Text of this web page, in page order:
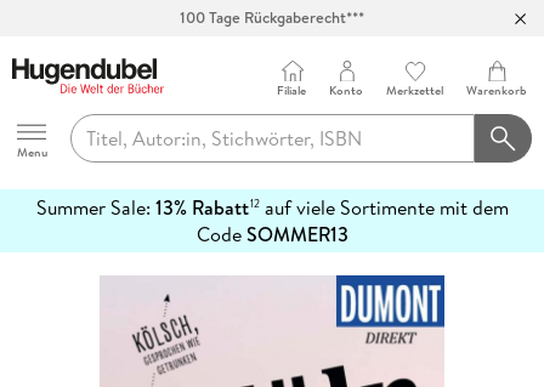
Hugendubel
Menu
Filiale Konto Merkzettel Warenkorb
Summer Sale: 13% Rabatt12auf viele Sortimente mit dem
CodeSOMMER13
erfahren